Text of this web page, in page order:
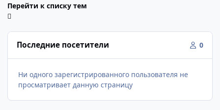
Перейти к списку тем
Последние посетители 0
Ни одного зарегистрированного пользователя не
просматривает данную страницу